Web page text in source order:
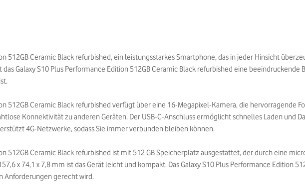
512GB Ceramic Black refurbished, ein leistungsstarkes Smartphone, das in jeder Hinsicht
Galaxy S10 Plus Performance Edition 512GB Ceramic Black refurbished eine beeindruckende
512GB Ceramic Black refurbished verfügt über eine 16-Megapixel-Kamera, die hervorragende
Konnektivität zu anderen Geräten. Der USB-C-Anschluss ermöglicht schnelles Laden und
4G-Netzwerke, sodass Sie immer verbunden bleiben können.
512GB Ceramic Black refurbished ist mit 512 GB Speicherplatz ausgestattet, der durch eine
x 74,1 x 7,8 mm ist das Gerät leicht und kompakt. Das Galaxy S10 Plus Performance Edition
Anforderungen gerecht wird.